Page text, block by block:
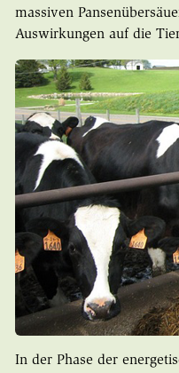
massiven
Auswirkungen auf die
In der Phase der